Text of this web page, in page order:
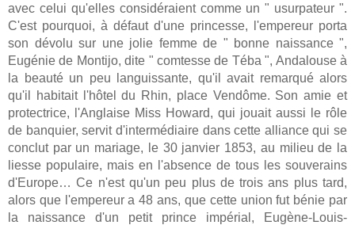
avec celui qu'elles considéraient comme un " usurpateur ".
C'est pourquoi, à défaut d'une princesse, l'empereur porta
son dévolu sur une jolie femme de " bonne naissance ",
Eugénie de Montijo, dite " comtesse de Téba ", Andalouse à
la beauté un peu languissante, qu'il avait remarqué alors
qu'il habitait l'hôtel du Rhin, place Vendôme. Son amie et
protectrice, l'Anglaise Miss Howard, qui jouait aussi le rôle
de banquier, servit d'intermédiaire dans cette alliance qui se
conclut par un mariage, le 30 janvier 1853, au milieu de la
liesse populaire, mais en l'absence de tous les souverains
d'Europe… Ce n'est qu'un peu plus de trois ans plus tard,
alors que l'empereur a 48 ans, que cette union fut bénie par
la naissance d'un petit prince impérial, Eugène-Louis-